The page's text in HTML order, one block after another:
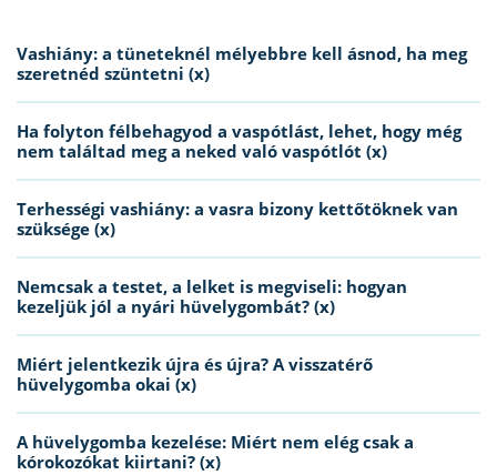
Vashiány: a tüneteknél mélyebbre kell ásnod, ha meg
szeretnéd szüntetni (x)
Ha folyton félbehagyod a vaspótlást, lehet, hogy még
nem találtad meg a neked való vaspótlót (x)
Terhességi vashiány: a vasra bizony kettőtöknek van
szüksége (x)
Nemcsak a testet, a lelket is megviseli: hogyan
kezeljük jól a nyári hüvelygombát? (x)
Miért jelentkezik újra és újra? A visszatérő
hüvelygomba okai (x)
A hüvelygomba kezelése: Miért nem elég csak a
kórokozókat kiirtani? (x)